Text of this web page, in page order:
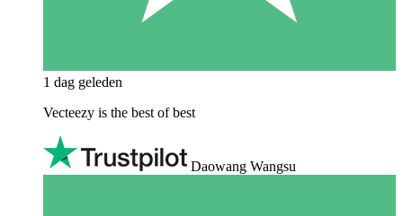
1 dag geleden
Vecteezy is the best of best
Daowang Wangsu